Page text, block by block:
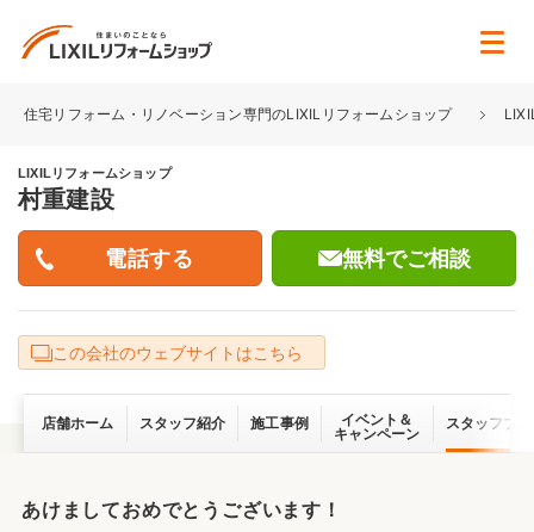
住宅リフォーム・リノベーション専門のLIXILリフォームショップ
LIXILリフォームショップ
村重建設
無料でご相談
この会社のウェブサイトはこちら
店舗ホーム スタッフ紹介 施工事例
イベント＆
キャンペーン
スタッフブ
あけましておめでとうございます！